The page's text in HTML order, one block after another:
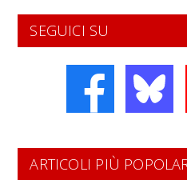
SEGUICI SU
ARTICOLI PIÙ